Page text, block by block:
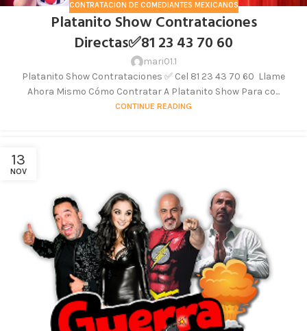
CONTRATACION DE COMEDIANTES MEXICANOS
Platanito Show Contrataciones
Directas✅81 23 43 70 60
mari01.1
Platanito Show Contrataciones ✅ Cel 81 23 43 70 60 Llame
Ahora Mismo Cómo Contratar A Platanito Show Para co...
CONTINUE READING
13
NOV